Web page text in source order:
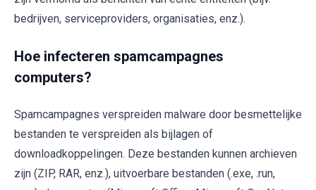
bedrijven, serviceproviders, organisaties, enz.).
Hoe infecteren spamcampagnes
computers?
Spamcampagnes verspreiden malware door besmettelijke
bestanden te verspreiden als bijlagen of
downloadkoppelingen. Deze bestanden kunnen archieven
zijn (ZIP, RAR, enz.), uitvoerbare bestanden (.exe, .run,